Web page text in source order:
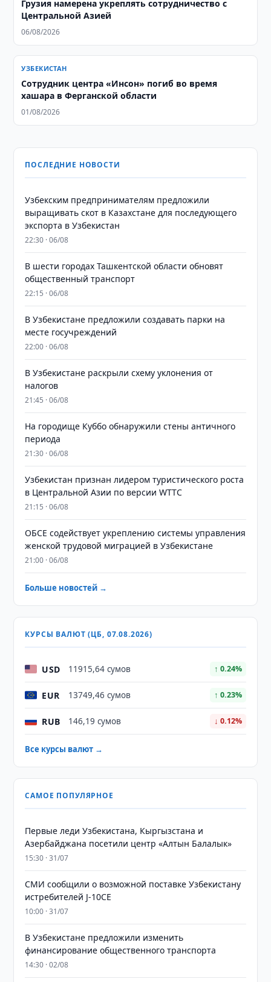
Грузия намерена укреплять сотрудничество с
Центральной Азией
06/08/2026
УЗБЕКИСТАН
Сотрудник центра «Инсон» погиб во время
хашара в Ферганской области
01/08/2026
ПОСЛЕДНИЕ НОВОСТИ
Узбекским предпринимателям предложили
выращивать скот в Казахстане для последующего
экспорта в Узбекистан
22:30 · 06/08
В шести городах Ташкентской области обновят
общественный транспорт
22:15 · 06/08
В Узбекистане предложили создавать парки на
месте госучреждений
22:00 · 06/08
В Узбекистане раскрыли схему уклонения от
налогов
21:45 · 06/08
На городище Куббо обнаружили стены античного
периода
21:30 · 06/08
Узбекистан признан лидером туристического роста
в Центральной Азии по версии WTTC
21:15 · 06/08
ОБСЕ содействует укреплению системы управления
женской трудовой миграцией в Узбекистане
21:00 · 06/08
Больше новостей →
КУРСЫ ВАЛЮТ (ЦБ, 07.08.2026)
USD 11915,64 сумов ↑ 0.24%
EUR 13749,46 сумов ↑ 0.23%
RUB 146,19 сумов ↓ 0.12%
Все курсы валют →
САМОЕ ПОПУЛЯРНОЕ
Первые леди Узбекистана, Кыргызстана и
Азербайджана посетили центр «Алтын Балалык»
15:30 · 31/07
СМИ сообщили о возможной поставке Узбекистану
истребителей J-10CE
10:00 · 31/07
В Узбекистане предложили изменить
финансирование общественного транспорта
14:30 · 02/08